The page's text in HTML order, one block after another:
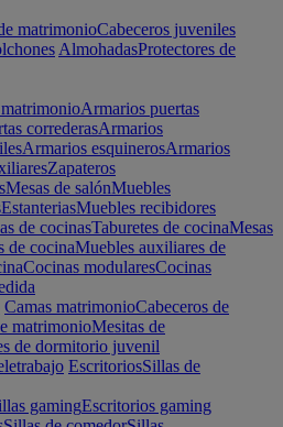
matrimonioCabeceros juveniles
AlmohadasProtectores de
Armarios puertas
correderasArmarios
Armarios esquinerosArmarios
Zapateros
Mesas de salónMuebles
EstanteriasMuebles recibidores
de cocinasTaburetes de cocinaMesas
de cocinaMuebles auxiliares de
Cocinas modularesCocinas
Camas matrimonioCabeceros de
matrimonioMesitas de
de dormitorio juvenil
EscritoriosSillas de
gamingEscritorios gaming